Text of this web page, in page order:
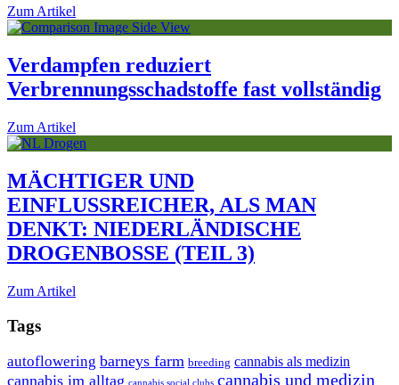
Zum Artikel
Verdampfen reduziert
Verbrennungsschadstoffe fast vollständig
Zum Artikel
MÄCHTIGER UND
EINFLUSSREICHER, ALS MAN
DENKT: NIEDERLÄNDISCHE
DROGENBOSSE (TEIL 3)
Zum Artikel
Tags
autoflowering barneys farm breeding cannabis als medizin
cannabis im alltag cannabis social clubs cannabis und medizin